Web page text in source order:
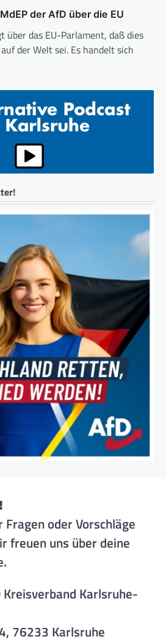
der AfD über die EU
über das EU-Parlament, daß dies
der Welt sei. Es handelt sich
oder Vorschläge
freuen uns über deine
Karlsruhe-
76233 Karlsruhe